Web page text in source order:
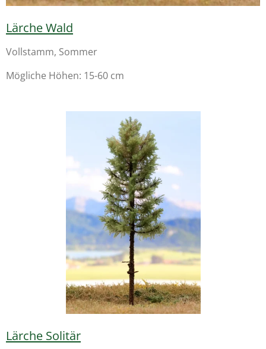
Lärche Wald
Vollstamm, Sommer
Mögliche Höhen: 15-60 cm
Lärche Solitär